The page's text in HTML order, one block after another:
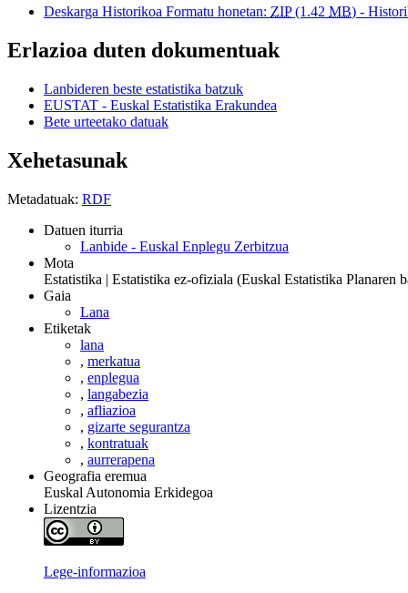
Deskarga Historikoa Formatu honetan: ZIP (1.42 MB) -
Erlazioa duten dokumentuak
Lanbideren beste estatistika batzuk
EUSTAT - Euskal Estatistika Erakundea
Bete urteetako datuak
Xehetasunak
Metadatuak: RDF
Datuen iturria
Lanbide - Euskal Enplegu Zerbitzua
Mota
Estatistika | Estatistika ez-ofiziala (Euskal Estatistika Planaren
Gaia
Lana
Etiketak
lana
, merkatua
, enplegua
, langabezia
, afliazioa
, gizarte segurantza
, kontratuak
, aurrerapena
Geografia eremua
Euskal Autonomia Erkidegoa
Lizentzia
Lege-informazioa